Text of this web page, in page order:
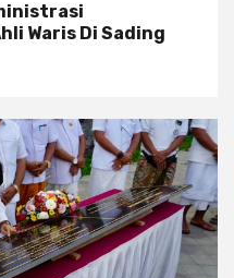
Waris Di Sading